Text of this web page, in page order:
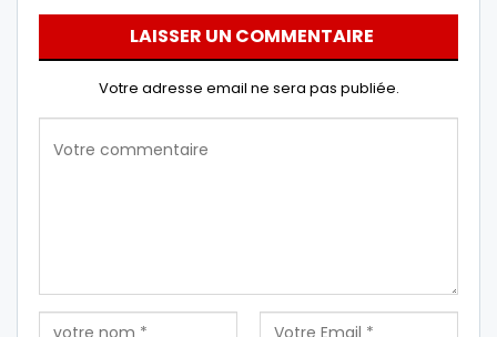
LAISSER UN COMMENTAIRE
Votre adresse email ne sera pas publiée.